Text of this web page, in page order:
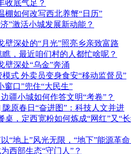
收底气足？
棚如何改写西北养蟹“日历”
”激活小城发展新动能？
壁深处的“月光”照亮乡亲致富路
，最近咱们村的人都忙啥呢？
壁深处“乌金”奔涌
式 外卖员变身食安“移动监督员”
窗口”兜住“大民生”
疆小城如何作答文明“考卷”？
原春日“奋进图”：科技人文并进
桌，定西宽粉如何炼成“网红”又“长
“地上”风光无限，“地下”能源革命
西部生态“守门人”？